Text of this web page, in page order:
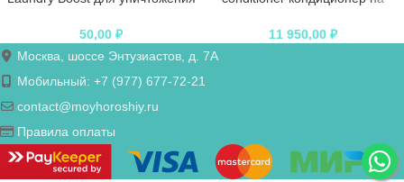
50,00 ₽
3,78 л
11 950,00 ₽
Москва, шоссе Энтузиастов, д. 7А
Мобильный: +7 (977) 677-72-21
contact@moyhoroshiy.ru
Правила оплаты